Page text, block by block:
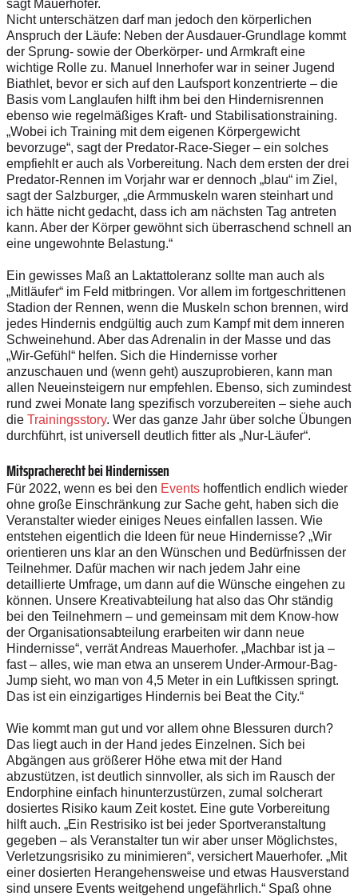
sagt Mauerhofer.
Nicht unterschätzen darf man jedoch den körperlichen
Anspruch der Läufe: Neben der Ausdauer-Grundlage kommt
der Sprung- sowie der Oberkörper- und Armkraft eine
wichtige Rolle zu. Manuel Innerhofer war in seiner Jugend
Biathlet, bevor er sich auf den Laufsport konzentrierte – die
Basis vom Langlaufen hilft ihm bei den Hindernisrennen
ebenso wie regelmäßiges Kraft- und Stabilisationstraining.
„Wobei ich Training mit dem eigenen Körpergewicht
bevorzuge“, sagt der Predator-Race-Sieger – ein solches
empfiehlt er auch als Vorbereitung. Nach dem ersten der drei
Predator-Rennen im Vorjahr war er dennoch „blau“ im Ziel,
sagt der Salzburger, „die Armmuskeln waren steinhart und
ich hätte nicht gedacht, dass ich am nächsten Tag antreten
kann. Aber der Körper gewöhnt sich überraschend schnell an
eine ungewohnte Belastung.“
Ein gewisses Maß an Laktattoleranz sollte man auch als
„Mitläufer“ im Feld mitbringen. Vor allem im fortgeschrittenen
Stadion der Rennen, wenn die Muskeln schon brennen, wird
jedes Hindernis endgültig auch zum Kampf mit dem inneren
Schweinehund. Aber das Adrenalin in der Masse und das
„Wir-Gefühl“ helfen. Sich die Hindernisse vorher
anzuschauen und (wenn geht) auszuprobieren, kann man
allen Neueinsteigern nur empfehlen. Ebenso, sich zumindest
rund zwei Monate lang spezifisch vorzubereiten – siehe auch
die Trainingsstory. Wer das ganze Jahr über solche Übungen
durchführt, ist universell deutlich fitter als „Nur-­Läufer“.
Mitspracherecht bei Hindernissen
Für 2022, wenn es bei den Events hoffentlich endlich wieder
ohne große Einschränkung zur Sache geht, haben sich die
Veranstalter wieder einiges Neues einfallen lassen. Wie
entstehen eigentlich die Ideen für neue Hindernisse? „Wir
orientieren uns klar an den Wünschen und Bedürfnissen der
Teilnehmer. Dafür machen wir nach jedem Jahr eine
detaillierte Umfrage, um dann auf die Wünsche eingehen zu
können. Unsere Kreativabteilung hat also das Ohr ständig
bei den Teilnehmern – und gemeinsam mit dem Know-how
der Organisationsabteilung erarbeiten wir dann neue
Hindernisse“, verrät Andreas Mauerhofer. „Machbar ist ja –
fast – alles, wie man etwa an unserem Under-Armour-Bag-
Jump sieht, wo man von 4,5 Meter in ein Luftkissen springt.
Das ist ein einzigartiges Hindernis bei Beat the City.“
Wie kommt man gut und vor ­allem ohne Blessuren durch?
Das liegt auch in der Hand jedes Einzelnen. Sich bei
Abgängen aus größerer Höhe etwa mit der Hand
abzustützen, ist deutlich sinnvoller, als sich im Rausch der
Endorphine einfach hin­unterzustürzen, zumal solcherart
dosiertes Risiko kaum Zeit kostet. Eine gute Vorbereitung
hilft auch. „Ein Restrisiko ist bei jeder Sportveranstaltung
gegeben – als Veranstalter tun wir aber unser Möglichstes,
Verletzungsrisiko zu minimieren“, versichert Mauerhofer. „Mit
einer dosierten Herangehensweise und etwas Hausverstand
sind unsere Events weitgehend ungefährlich.“ Spaß ohne